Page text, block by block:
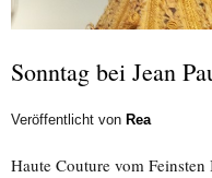
Sonntag bei Jean
Veröffentlicht von Rea
Haute Couture vom